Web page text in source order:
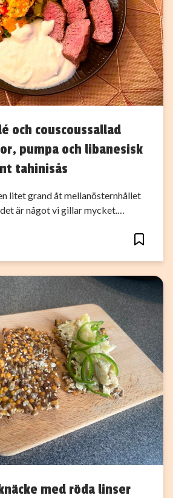
och couscoussallad
pumpa och libanesisk
tahinisås
litet grand åt mellanösternhållet
är något vi gillar mycket.…
med röda linser